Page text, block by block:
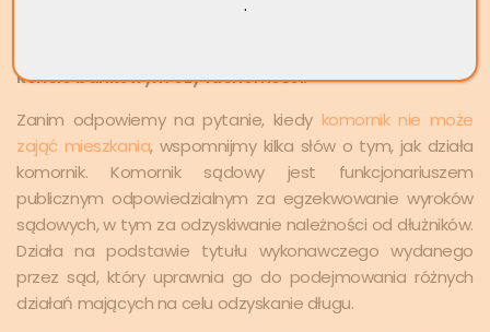
koncie bankowym czy ruchomości.
Zanim odpowiemy na pytanie, kiedy komornik nie może
zająć mieszkania, wspomnijmy kilka słów o tym, jak działa
komornik. Komornik sądowy jest funkcjonariuszem
publicznym odpowiedzialnym za egzekwowanie wyroków
sądowych, w tym za odzyskiwanie należności od dłużników.
Działa na podstawie tytułu wykonawczego wydanego
przez sąd, który uprawnia go do podejmowania różnych
działań mających na celu odzyskanie długu.
.